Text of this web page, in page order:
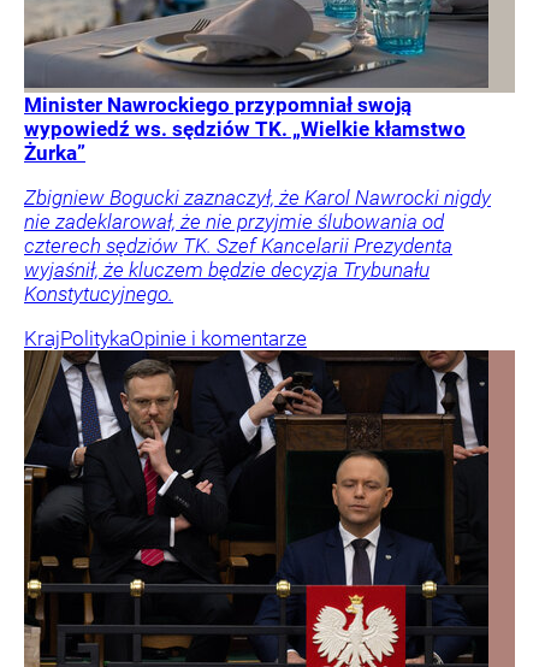
Minister Nawrockiego przypomniał swoją
wypowiedź ws. sędziów TK. „Wielkie kłamstwo
Żurka”
Zbigniew Bogucki zaznaczył, że Karol Nawrocki nigdy
nie zadeklarował, że nie przyjmie ślubowania od
czterech sędziów TK. Szef Kancelarii Prezydenta
wyjaśnił, że kluczem będzie decyzja Trybunału
Konstytucyjnego.
KrajPolitykaOpinie i komentarze